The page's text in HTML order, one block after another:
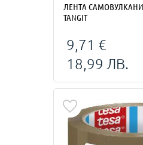
ЛЕНТА
TANGIT
9,71 €
18,99 ЛВ.